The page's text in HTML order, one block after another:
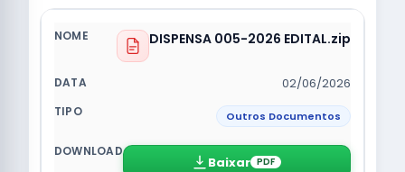
DISPENSA 005-2026 EDITAL.zip
02/06/2026
Outros Documentos
Baixar PDF